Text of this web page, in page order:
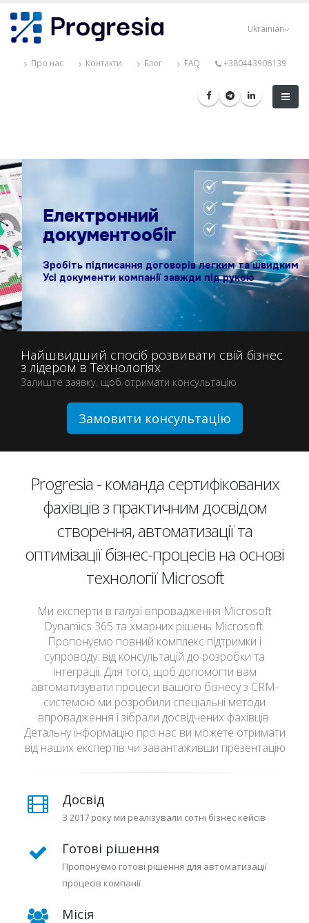
до
основного
Ukrainian
Про нас Контакти Блог FAQ +380443906139
Електронний
документообіг
Зробіть підписання договорів легким та швидким
Усі документи компанії завжди під рукою
Найшвидший спосіб розвивати свій бізнес
з лідером в Технологіях
Залиште заявку, щоб отримати консультацію
Замовити консультацію
Progresia - команда сертифікованих
фахівців з практичним досвідом
створення, автоматизації та
оптимізації бізнес-процесів на основі
технології Microsoft
Ми експерти в галузі впровадження Microsoft
Dynamics 365 та хмарних рішень Microsoft.
Пропонуємо повний комплекс підтримки і
супроводу: від консультацій до розробки та
інтеграції. Для того, щоб допомогти вам
автоматизувати процеси вашого бізнесу з CRM-
системою ми розробили спеціальні методи
впровадження і зібрали досвідчених фахівців.
Детальну інформацію про нас ви можете отримати
від наших експертів чи завантаживши презентацію
Досвід
З 2017 року ми реалізували сотні бізнес кейсів
Готові рішення
Пропонуємо готові рішення для автоматизації
процесів компанії
Місія